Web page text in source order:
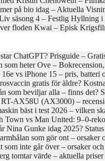
på bio idag – Aktuella
säsong 4 – Festlig Hyllning i
floden Kwai – Episk
ChatGPT? Prisguide –
som heter Ove –
16e vs iPhone 15 – pris, batteri
gratis för äldre?
som beviljar alla – finns det?
AX58U (AX3000) –
bäst i test 2026 – vilken
Town vs Man United: 9–0-
Nina Gunke idag 2025?
som gör ont – orsaker
som inte går över – orsaker
tomtar värde – aktuella priser